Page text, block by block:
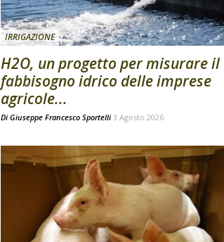
IRRIGAZIONE
H2O, un progetto per misurare il
fabbisogno idrico delle imprese
agricole...
Di Giuseppe Francesco Sportelli 3 Agosto 2026